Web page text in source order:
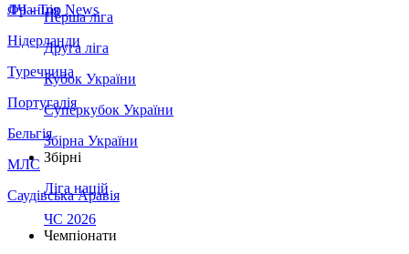
Франція
Нідерланди
Туреччина
Португалія
Бельгія
МЛС
Саудівська Аравія
ЛЧ - Top News
Перша ліга
Друга ліга
Кубок України
Суперкубок України
Збірна України
Збірні
Ліга націй
ЧС 2026
Чемпіонати